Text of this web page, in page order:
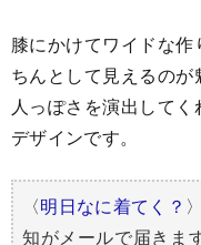
膝にかけてワイドな
ちんとして見えるの
人っぽさを演出して
デザインです。
〈明日なに着てく？
知がメールで届きま